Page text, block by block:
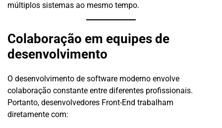
múltiplos sistemas ao mesmo tempo.
Colaboração em equipes de
desenvolvimento
O desenvolvimento de software moderno envolve
colaboração constante entre diferentes profissionais.
Portanto, desenvolvedores Front-End trabalham
diretamente com: